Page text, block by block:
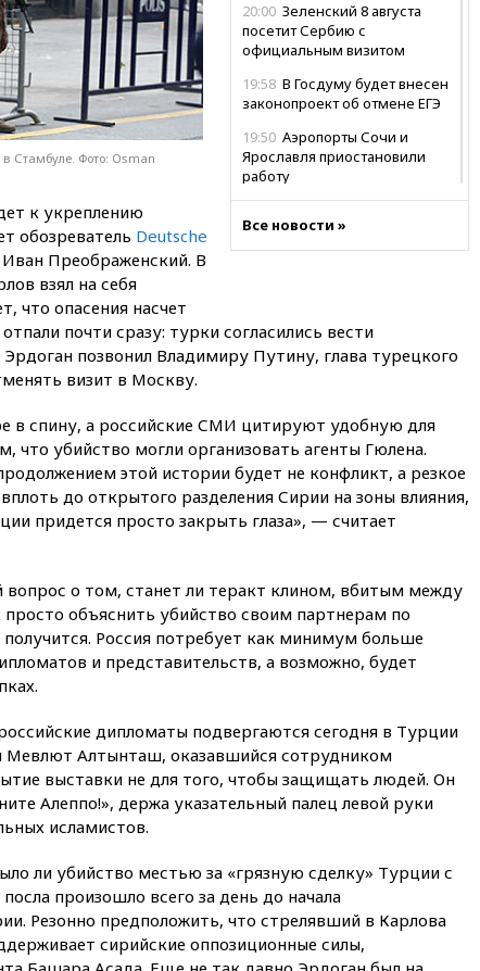
20:00 Зеленский 8 августа
посетит Сербию с
официальным визитом
19:58 В Госдуму будет внесен
законопроект об отмене ЕГЭ
19:50 Аэропорты Сочи и
Ярославля приостановили
работу
доноров-республиканцев
поддержать Вэнса на выборах
года
19:00Путин уточнил порядок
присвоения воинских званий
добровольцам
18:50Euractiv: восток
18:35В Жуковском и
аэропорту Геленджика
введены ограничения
18:21 Зюганов присоединился
пострадали при атаках ВСУ на
Белгородскую область
18:00 Совет мира выбрал
подрядчика для
17:50 Миронов призвал снять
«Яблоко» с выборов в Госдуму
Правительство получит
«золотую акцию» в
Все новости »
в Стамбуле. Фото: Osman
к укреплению
обозреватель Deutsche
Иван Преображенский. В
взял на себя
что опасения насчет
почти сразу: турки согласились вести
позвонил Владимиру Путину, глава турецкого
визит в Москву.
в спину, а российские СМИ цитируют удобную для
что убийство могли организовать агенты Гюлена.
этой истории будет не конфликт, а резкое
до открытого разделения Сирии на зоны влияния,
придется просто закрыть глаза», — считает
вопрос о том, станет ли теракт клином, вбитым между
объяснить убийство своим партнерам по
Россия потребует как минимум больше
и представительств, а возможно, будет
дипломаты подвергаются сегодня в Турции
Мевлют Алтынташ, оказавшийся сотрудником
выставки не для того, чтобы защищать людей. Он
Алеппо!», держа указательный палец левой руки
исламистов.
ли убийство местью за «грязную сделку» Турции с
произошло всего за день до начала
Резонно предположить, что стрелявший в Карлова
сирийские оппозиционные силы,